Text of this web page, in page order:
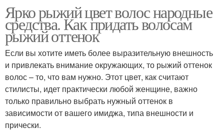
Ярко рыжий цвет волос народные
средства. Как придать волосам
рыжий оттенок
Если вы хотите иметь более выразительную внешность
и привлекать внимание окружающих, то рыжий оттенок
волос – то, что вам нужно. Этот цвет, как считают
стилисты, идет практически любой женщине, важно
только правильно выбрать нужный оттенок в
зависимости от вашего имиджа, типа внешности и
прически.